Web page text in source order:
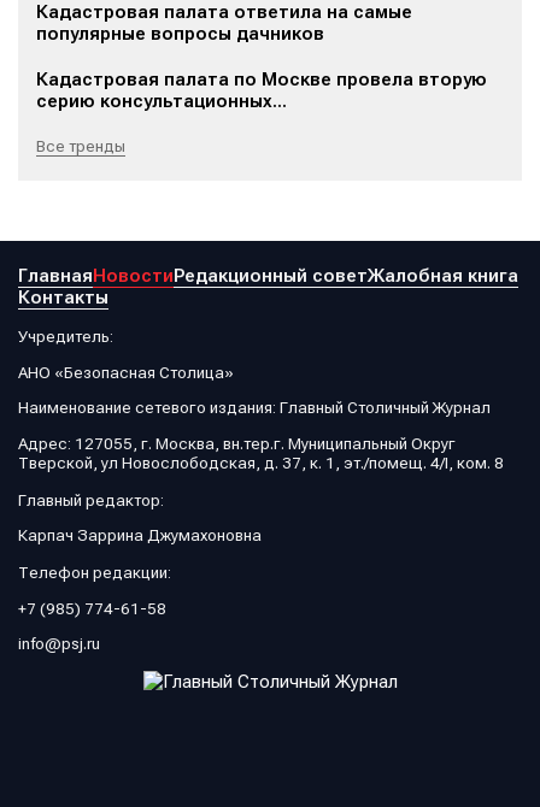
Кадастровая палата ответила на самые
популярные вопросы дачников
Кадастровая палата по Москве провела вторую
серию консультационных...
Все тренды
ГлавнаяНовостиРедакционный советЖалобная книга
Контакты
Учредитель:
АНО «Безопасная Столица»
Наименование сетевого издания: Главный Столичный Журнал
Адрес: 127055, г. Москва, вн.тер.г. Муниципальный Округ
Тверской, ул Новослободская, д. 37, к. 1, эт./помещ. 4/I, ком. 8
Главный редактор:
Карпач Заррина Джумахоновна
Телефон редакции:
+7 (985) 774-61-58
info@psj.ru